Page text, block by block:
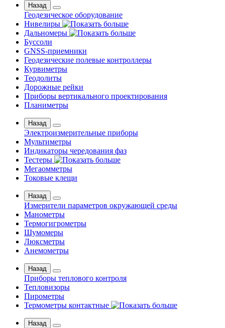
Назад
Геодезическое оборудование
Нивелиры
Дальномеры
Буссоли
GNSS-приемники
Геодезические полевые контроллеры
Курвиметры
Теодолиты
Дорожные рейки
Приборы вертикального проектирования
Планиметры
Назад
Электроизмерительные приборы
Мультиметры
Индикаторы чередования фаз
Тестеры
Мегаомметры
Токовые клещи
Назад
Измерители параметров окружающей среды
Манометры
Термогигрометры
Шумомеры
Люксметры
Анемометры
Назад
Приборы теплового контроля
Тепловизоры
Пирометры
Термометры контактные
Назад